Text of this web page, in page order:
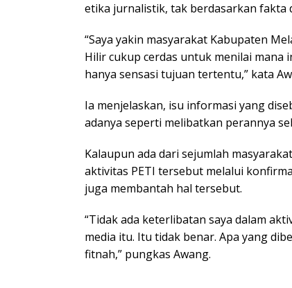
etika jurnalistik, tak berdasarkan fakta
“Saya yakin masyarakat Kabupaten
Hilir cukup cerdas untuk menilai mana
hanya sensasi tujuan tertentu,” kata
Ia menjelaskan, isu informasi yang
adanya seperti melibatkan perannya
Kalaupun ada dari sejumlah
aktivitas PETI tersebut melalui
juga membantah hal tersebut.
“Tidak ada keterlibatan saya dalam
media itu. Itu tidak benar. Apa yang
fitnah,” pungkas Awang.